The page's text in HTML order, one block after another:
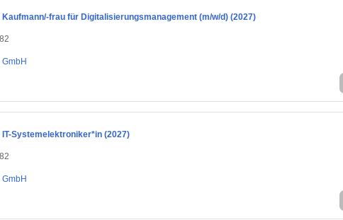
frau für Digitalisierungsmanagement (m/w/d) (2027)
GmbH
Systemelektroniker*in (2027)
GmbH